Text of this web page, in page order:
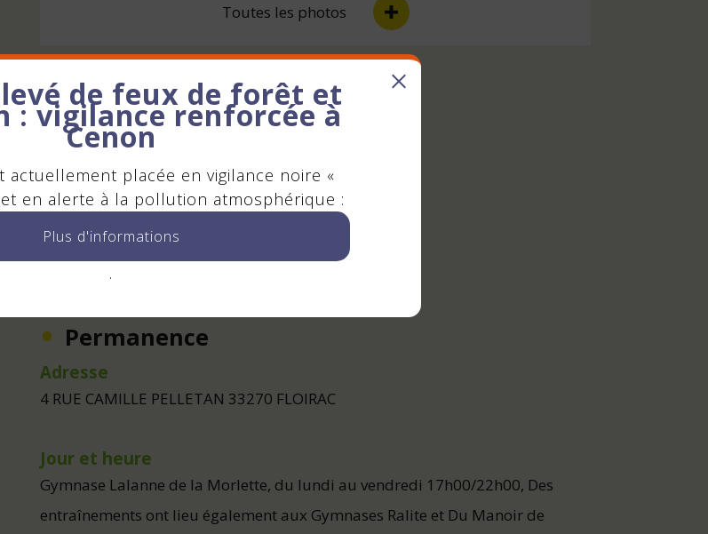
Toutes les photos
Président(e)
M. CEDRIC FLOUS
Contact
Envoyer un mail
Permanence
Adresse
4 RUE CAMILLE PELLETAN 33270 FLOIRAC
Jour et heure
Gymnase Lalanne de la Morlette, du lundi au vendredi 17h00/22h00, Des
entraînements ont lieu également aux Gymnases Ralite et Du Manoir de
de feux de forêt et
: vigilance renforcée à
Cenon
actuellement placée en vigilance noire «
en alerte à la pollution atmosphérique :
Plus d'informations
.